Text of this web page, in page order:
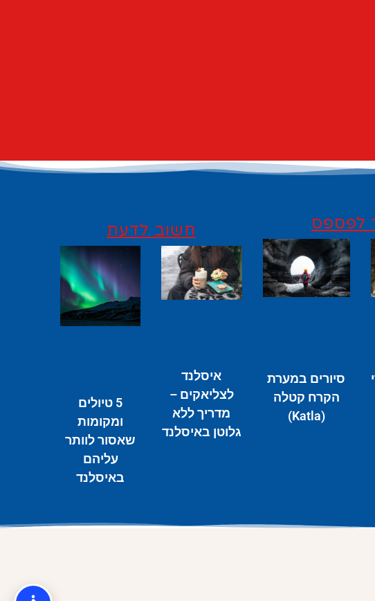
לפספס
סיורים במערת
הקרח קטלה
(Katla)
חשוב לדעת
איסלנד
לצליאקים –
מדריך ללא
גלוטן באיסלנד
5 טיולים
ומקומות
שאסור לוותר
עליהם
באיסלנד